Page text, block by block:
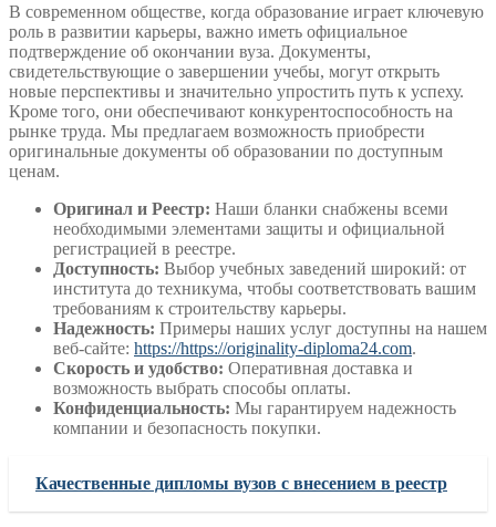
В современном обществе, когда образование играет ключевую
роль в развитии карьеры, важно иметь официальное
подтверждение об окончании вуза. Документы,
свидетельствующие о завершении учебы, могут открыть
новые перспективы и значительно упростить путь к успеху.
Кроме того, они обеспечивают конкурентоспособность на
рынке труда. Мы предлагаем возможность приобрести
оригинальные документы об образовании по доступным
ценам.
Оригинал и Реестр: Наши бланки снабжены всеми
необходимыми элементами защиты и официальной
регистрацией в реестре.
Доступность: Выбор учебных заведений широкий: от
института до техникума, чтобы соответствовать вашим
требованиям к строительству карьеры.
Надежность: Примеры наших услуг доступны на нашем
веб-сайте: https://https://originality-diploma24.com.
Скорость и удобство: Оперативная доставка и
возможность выбрать способы оплаты.
Конфиденциальность: Мы гарантируем надежность
компании и безопасность покупки.
Качественные дипломы вузов с внесением в реестр